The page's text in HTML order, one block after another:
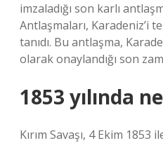
imzaladığı son karlı
Antlaşmaları, Karadeniz’i
tanıdı. Bu antlaşma,
olarak onaylandığı son
1853 yılında
Kırım Savaşı, 4 Ekim